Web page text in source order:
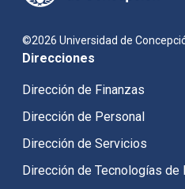
Direcciones
Dirección de Finanzas
Dirección de Personal
Dirección de Servicios
Dirección de Tecnologías de
©2026 Universidad de